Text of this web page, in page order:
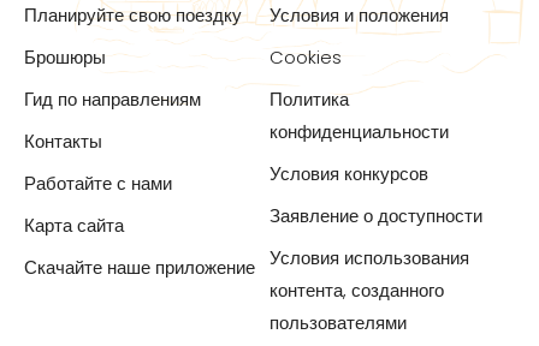
Планируйте свою поездку
Брошюры
Гид по направлениям
Контакты
Работайте с нами
Карта сайта
Скачайте наше приложение
Условия и положения
Cookies
Политика
конфиденциальности
Условия конкурсов
Заявление о доступности
Условия использования
контента, созданного
пользователями